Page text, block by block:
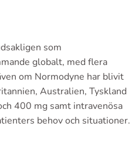
som
globalt, med flera
om Normodyne har blivit
Australien, Tyskland
400 mg samt intravenösa
behov och situationer.